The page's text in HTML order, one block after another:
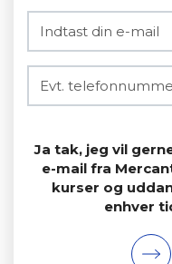
Ja tak, jeg vil
e-mail fra
kurser og
enhver